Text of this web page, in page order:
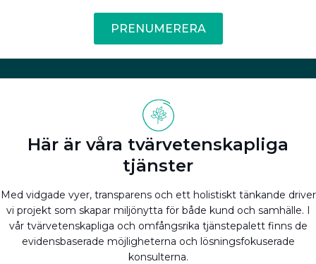
PRENUMERERA
Här är våra tvärvetenskapliga
tjänster
Med vidgade vyer, transparens och ett holistiskt tänkande driver
vi projekt som skapar miljönytta för både kund och samhälle. I
vår tvärvetenskapliga och omfångsrika tjänstepalett finns de
evidensbaserade möjligheterna och lösningsfokuserade
konsulterna.